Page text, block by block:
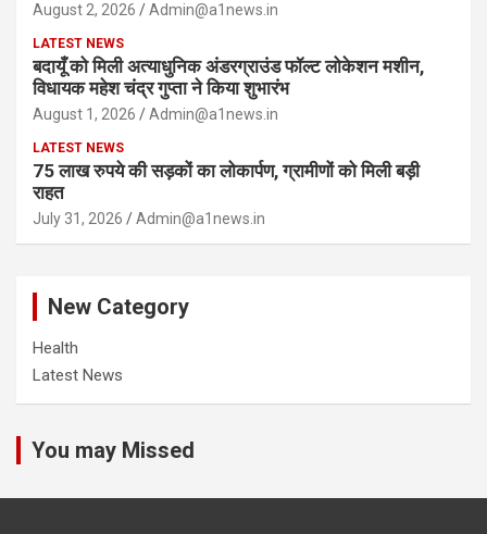
August 2, 2026 Admin@a1news.in
LATEST NEWS
बदायूँ को मिली अत्याधुनिक अंडरग्राउंड फॉल्ट लोकेशन मशीन,
विधायक महेश चंद्र गुप्ता ने किया शुभारंभ
August 1, 2026 Admin@a1news.in
LATEST NEWS
75 लाख रुपये की सड़कों का लोकार्पण, ग्रामीणों को मिली बड़ी
राहत
July 31, 2026 Admin@a1news.in
New Category
Health
Latest News
You may Missed